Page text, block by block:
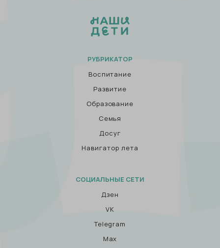
РУБРИКАТОР
Воспитание
Развитие
Образование
Семья
Досуг
Навигатор лета
СОЦИАЛЬНЫЕ СЕТИ
Дзен
VK
Telegram
Max